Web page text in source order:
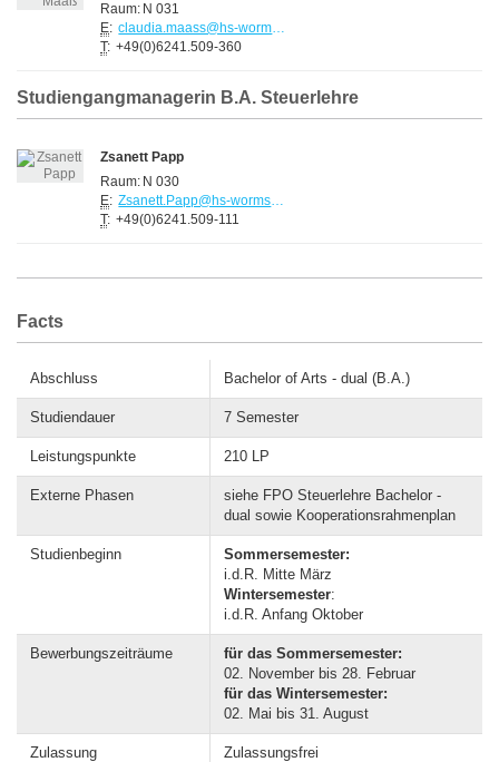
Raum: N 031
E:
claudia.maass@hs-worms.de
T: +49(0)6241.509-360
Studiengangmanagerin B.A. Steuerlehre
Zsanett Papp
Raum: N 030
E:
Zsanett.Papp@hs-worms.de
T: +49(0)6241.509-111
Facts
Abschluss Bachelor of Arts - dual (B.A.)
Studiendauer 7 Semester
Leistungspunkte 210 LP
Externe Phasen
siehe FPO Steuerlehre Bachelor -
dual sowie Kooperationsrahmenplan
Studienbeginn
Sommersemester:
i.d.R. Mitte März
Wintersemester:
i.d.R. Anfang Oktober
Bewerbungszeiträume
für das Sommersemester:
02. November bis 28. Februar
für das Wintersemester:
02. Mai bis 31. August
Zulassung Zulassungsfrei